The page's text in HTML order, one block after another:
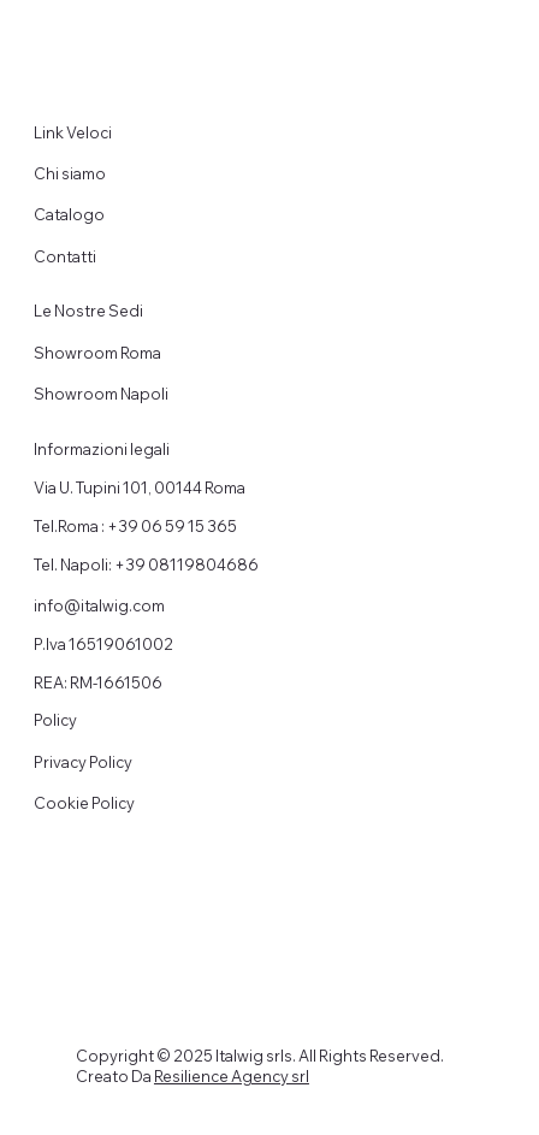
Link Veloci
Chi siamo
Catalogo
Contatti
Le Nostre Sedi
Showroom Roma
Showroom Napoli
Informazioni legali
Via U. Tupini 101, 00144 Roma
Tel.Roma : +39 06 59 15 365
Tel. Napoli: +39 08119804686
info@italwig.com
P.Iva 16519061002
REA: RM-1661506
Policy
Privacy Policy
Cookie Policy
Copyright © 2025 Italwig srls. All Rights Reserved.
Creato Da Resilience Agency srl